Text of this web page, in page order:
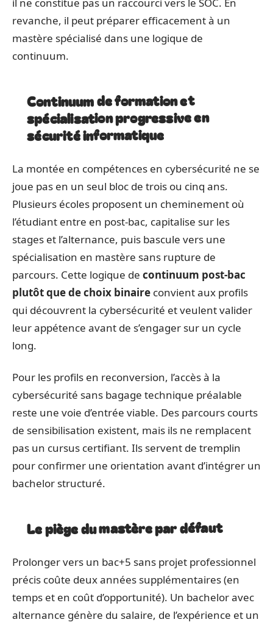
revanche, il peut préparer efficacement à un
mastère spécialisé dans une logique de
continuum.
Continuum de formation et
spécialisation progressive en
sécurité informatique
La montée en compétences en cybersécurité ne se
joue pas en un seul bloc de trois ou cinq ans.
Plusieurs écoles proposent un cheminement où
l’étudiant entre en post-bac, capitalise sur les
stages et l’alternance, puis bascule vers une
spécialisation en mastère sans rupture de
parcours. Cette logique de continuum post-bac
plutôt que de choix binaire convient aux profils
qui découvrent la cybersécurité et veulent valider
leur appétence avant de s’engager sur un cycle
long.
Pour les profils en reconversion, l’accès à la
cybersécurité sans bagage technique préalable
reste une voie d’entrée viable. Des parcours courts
de sensibilisation existent, mais ils ne remplacent
pas un cursus certifiant. Ils servent de tremplin
pour confirmer une orientation avant d’intégrer un
bachelor structuré.
Le piège du mastère par défaut
Prolonger vers un bac+5 sans projet professionnel
précis coûte deux années supplémentaires (en
temps et en coût d’opportunité). Un bachelor avec
alternance génère du salaire, de l’expérience et un